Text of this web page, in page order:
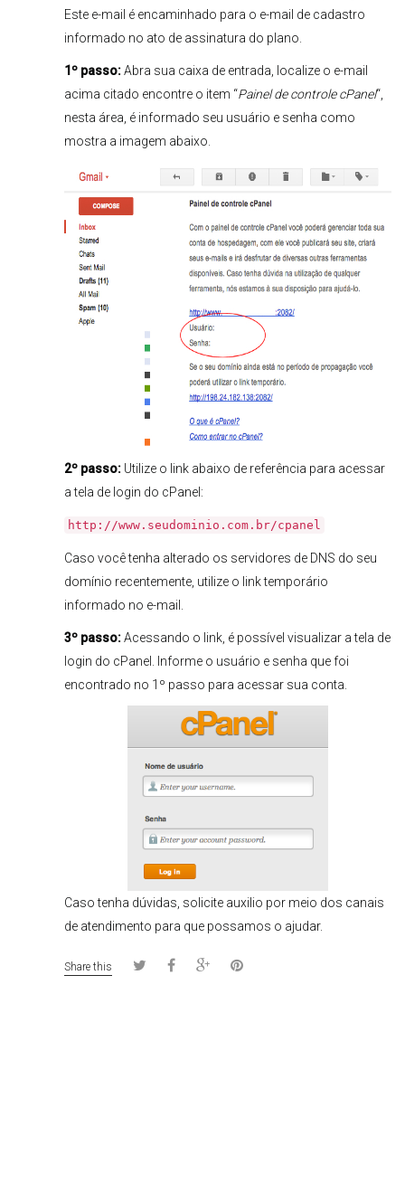
Este e-mail é encaminhado para o e-mail de cadastro
informado no ato de assinatura do plano.
1º passo:Abra sua caixa de entrada, localize o e-mail
acima citado encontre o item “Painel de controle cPanel“,
nesta área, é informado seu usuário e senha como
mostra a imagem abaixo.
2º passo: Utilize o link abaixo de referência para acessar
a tela de login do cPanel:
http://www.seudominio.com.br/cpanel
Caso você tenha alterado os servidores de DNS do seu
domínio recentemente, utilize o link temporário
informado no e-mail.
3º passo:Acessando o link, é possível visualizar a tela de
login do cPanel. Informe o usuário e senha que foi
encontrado no 1º passo para acessar sua conta.
Caso tenha dúvidas, solicite auxilio por meio dos canais
de atendimento para que possamos o ajudar.
Share this